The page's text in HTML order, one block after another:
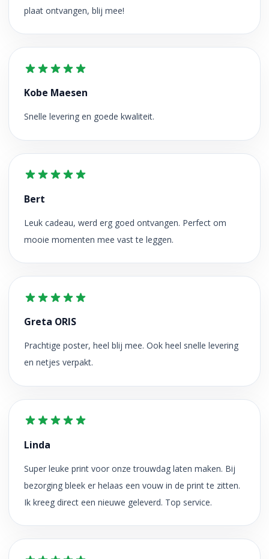
plaat ontvangen, blij mee!
Kobe Maesen
Snelle levering en goede kwaliteit.
Bert
Leuk cadeau, werd erg goed ontvangen. Perfect om
mooie momenten mee vast te leggen.
Greta ORIS
Prachtige poster, heel blij mee. Ook heel snelle levering
en netjes verpakt.
Linda
Super leuke print voor onze trouwdag laten maken. Bij
bezorging bleek er helaas een vouw in de print te zitten.
Ik kreeg direct een nieuwe geleverd. Top service.